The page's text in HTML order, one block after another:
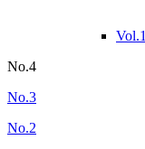
No.4
No.3
No.2